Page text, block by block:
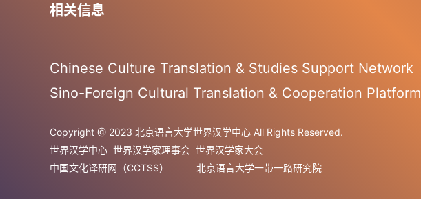
相关信息
Chinese Culture Translation & Studies Support Network
Sino-Foreign Cultural Translation & Cooperation Platform
Copyright @ 2023 北京语言大学世界汉学中心 All Rights Reserved.
世界汉学中心 世界汉学家理事会 世界汉学家大会
中国文化译研网（CCTSS）
北京语言大学一带一路研究院